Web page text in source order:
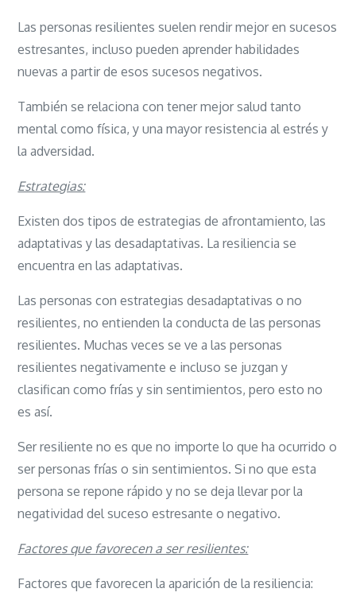
Las personas resilientes suelen rendir mejor en sucesos
estresantes, incluso pueden aprender habilidades
nuevas a partir de esos sucesos negativos.
También se relaciona con tener mejor salud tanto
mental como física, y una mayor resistencia al estrés y
la adversidad.
Estrategias:
Existen dos tipos de estrategias de afrontamiento, las
adaptativas y las desadaptativas. La resiliencia se
encuentra en las adaptativas.
Las personas con estrategias desadaptativas o no
resilientes, no entienden la conducta de las personas
resilientes. Muchas veces se ve a las personas
resilientes negativamente e incluso se juzgan y
clasifican como frías y sin sentimientos, pero esto no
es así.
Ser resiliente no es que no importe lo que ha ocurrido o
ser personas frías o sin sentimientos. Si no que esta
persona se repone rápido y no se deja llevar por la
negatividad del suceso estresante o negativo.
Factores que favorecen a ser resilientes:
Factores que favorecen la aparición de la resiliencia: